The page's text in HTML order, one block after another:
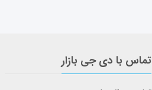
تماس با دی جی بازار